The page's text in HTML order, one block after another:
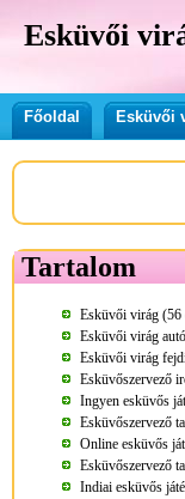
Esküvői
Főoldal Esküvői
Tartalom
Esküvői virág (56
Esküvői virág
Esküvői virág
Esküvőszervező
Ingyen esküvős
Esküvőszervező
Online esküvős
Esküvőszervező
Indiai esküvős